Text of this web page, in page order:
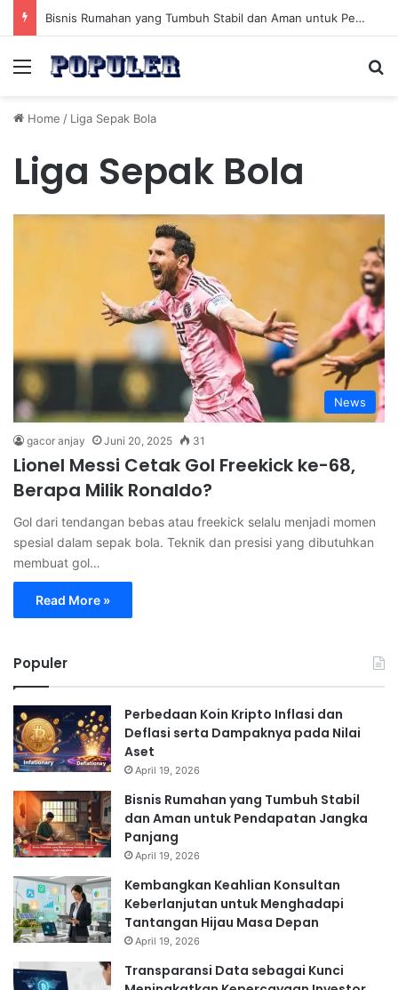
Bisnis Rumahan yang Tumbuh Stabil dan Aman untuk Pendapatan Jangka Panjang
Menu
Home / Liga Sepak Bola
Liga Sepak Bola
News
gacor anjay Juni 20, 2025 31
Lionel Messi Cetak Gol Freekick ke-68,
Berapa Milik Ronaldo?
Gol dari tendangan bebas atau freekick selalu menjadi momen
spesial dalam sepak bola. Teknik dan presisi yang dibutuhkan
membuat gol…
Read More »
Populer
Perbedaan Koin Kripto Inflasi dan
Deflasi serta Dampaknya pada Nilai
Aset
April 19, 2026
Bisnis Rumahan yang Tumbuh Stabil
dan Aman untuk Pendapatan Jangka
Panjang
April 19, 2026
Kembangkan Keahlian Konsultan
Keberlanjutan untuk Menghadapi
Tantangan Hijau Masa Depan
April 19, 2026
Transparansi Data sebagai Kunci